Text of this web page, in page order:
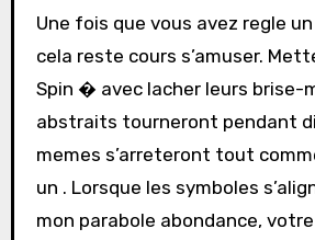
Une fois que vous avez regle
cela reste cours s’amuser.
Spin � avec lacher leurs brise-
abstraits tourneront pendant
memes s’arreteront tout
un . Lorsque les symboles
mon parabole abondance,